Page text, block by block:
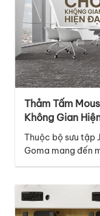
Thảm Tấm
Không Gian
Nghiệp
Thuộc bộ sưu tập
Goma mang đến
hiện đại và giàu
Mousse-1 nằm ở
dọc đan xen…